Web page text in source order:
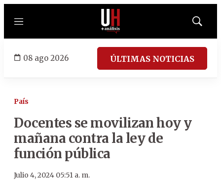
Menú
Mostrar
08 ago 2026 ÚLTIMAS NOTICIAS
País
Docentes se movilizan hoy y
mañana contra la ley de
función pública
Julio 4, 2024 05:51 a. m.